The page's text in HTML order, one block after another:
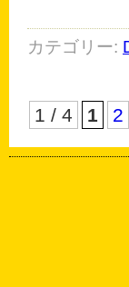
カテゴリー:
1 / 4 1 2